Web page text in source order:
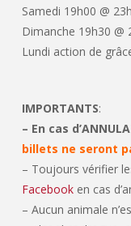
Samedi 19h00 @
Dimanche 19h30 @
Lundi action de
IMPORTANTS:
– En cas
billets ne seront
– Toujours vérifier
Facebooken cas
– Aucun animale